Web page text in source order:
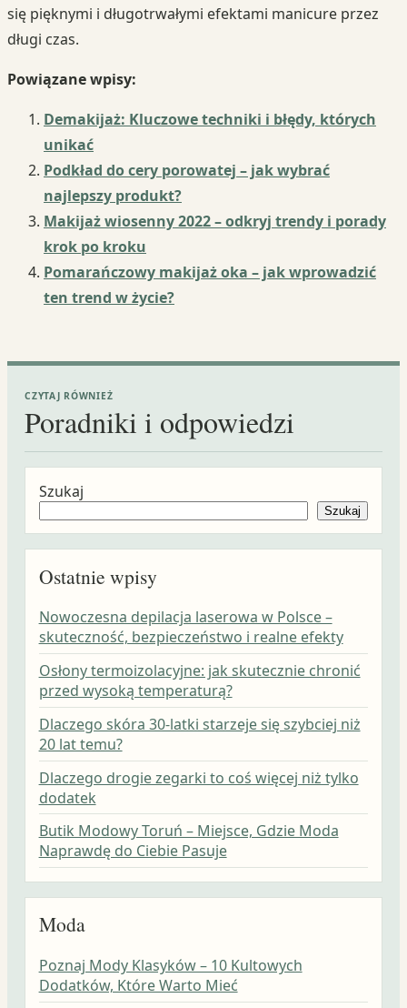
się pięknymi i długotrwałymi efektami manicure przez
długi czas.
Powiązane wpisy:
Demakijaż: Kluczowe techniki i błędy, których
unikać
Podkład do cery porowatej – jak wybrać
najlepszy produkt?
Makijaż wiosenny 2022 – odkryj trendy i porady
krok po kroku
Pomarańczowy makijaż oka – jak wprowadzić
ten trend w życie?
CZYTAJ RÓWNIEŻ
Poradniki i odpowiedzi
Szukaj
Szukaj
Ostatnie wpisy
Nowoczesna depilacja laserowa w Polsce –
skuteczność, bezpieczeństwo i realne efekty
Osłony termoizolacyjne: jak skutecznie chronić
przed wysoką temperaturą?
Dlaczego skóra 30-latki starzeje się szybciej niż
20 lat temu?
Dlaczego drogie zegarki to coś więcej niż tylko
dodatek
Butik Modowy Toruń – Miejsce, Gdzie Moda
Naprawdę do Ciebie Pasuje
Moda
Poznaj Mody Klasyków – 10 Kultowych
Dodatków, Które Warto Mieć